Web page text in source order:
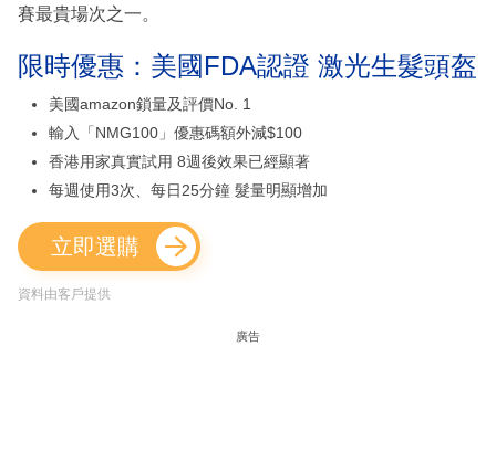
賽最貴場次之一。
限時優惠：美國FDA認證 激光生髮頭盔
美國amazon鎖量及評價No. 1
輸入「NMG100」優惠碼額外減$100
香港用家真實試用 8週後效果已經顯著
每週使用3次、每日25分鐘 髮量明顯增加
立即選購
資料由客戶提供
廣告